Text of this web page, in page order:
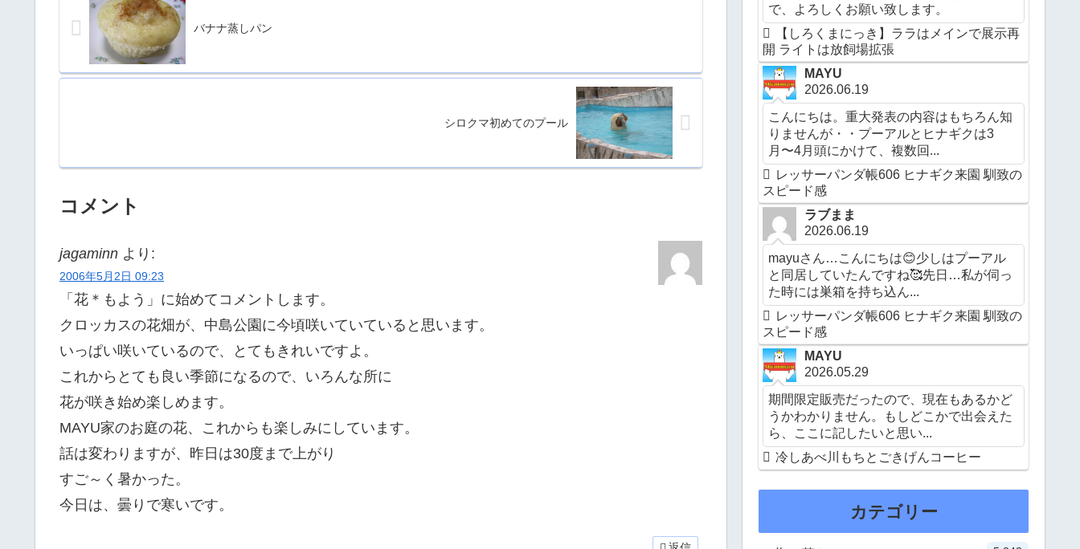
バナナ蒸しパン
シロクマ初めてのプール
コメント
jagaminn より:
2006年5月2日 09:23
「花＊もよう」に始めてコメントします。
クロッカスの花畑が、中島公園に今頃咲いていていると思います。
いっぱい咲いているので、とてもきれいですよ。
これからとても良い季節になるので、いろんな所に
花が咲き始め楽しめます。
MAYU家のお庭の花、これからも楽しみにしています。
話は変わりますが、昨日は30度まで上がり
すご～く暑かった。
今日は、曇りで寒いです。
で、よろしくお願い致します。
【しろくまにっき】ララはメインで展示再
開 ライトは放飼場拡張
MAYU
2026.06.19
こんにちは。重大発表の内容はもちろん知
りませんが・・プーアルとヒナギクは3
月〜4月頭にかけて、複数回...
レッサーパンダ帳606 ヒナギク来園 馴致の
スピード感
ラブまま
2026.06.19
mayuさん…こんにちは😊少しはプーアル
と同居していたんですね🥰先日…私が伺っ
た時には巣箱を持ち込ん...
レッサーパンダ帳606 ヒナギク来園 馴致の
スピード感
MAYU
2026.05.29
期間限定販売だったので、現在もあるかど
うかわかりません。もしどこかで出会えた
ら、ここに記したいと思い...
冷しあべ川もちとごきげんコーヒー
カテゴリー